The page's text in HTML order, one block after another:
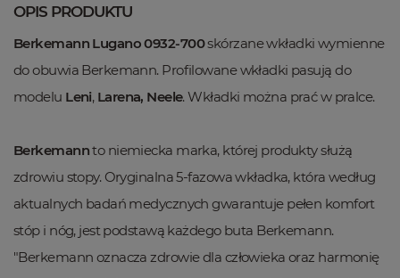
OPIS PRODUKTU
Berkemann Lugano 0932-700skórzane wkładki wymienne
do obuwia Berkemann. Profilowane wkładki pasują do
modelu Leni, Larena, Neele. Wkładki można prać w pralce.
Berkemannto niemiecka marka, której produkty służą
zdrowiu stopy. Oryginalna 5-fazowa wkładka, która według
aktualnych badań medycznych gwarantuje pełen komfort
stóp i nóg, jest podstawą każdego buta Berkemann.
"Berkemann oznacza zdrowie dla człowieka oraz harmonię